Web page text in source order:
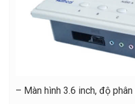
– Màn hình 3.6 inch, độ